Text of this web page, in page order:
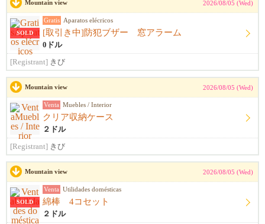
Mountain view 2026/08/05 (Wed)
SOLD
Gratis Aparatos elécricos
[取引き中]防犯ブザー 窓アラーム
0ドル
[Registrant] きび
Mountain view 2026/08/05 (Wed)
Venta Muebles / Interior
クリア収納ケース
２ドル
[Registrant] きび
Mountain view 2026/08/05 (Wed)
SOLD
Venta Utilidades domésticas
綿棒 4コセット
２ドル